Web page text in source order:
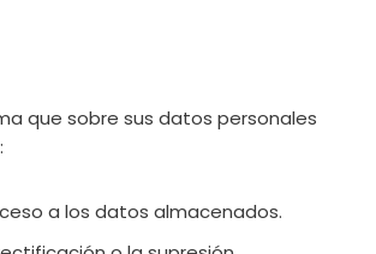
que sobre sus datos personales
a los datos almacenados.